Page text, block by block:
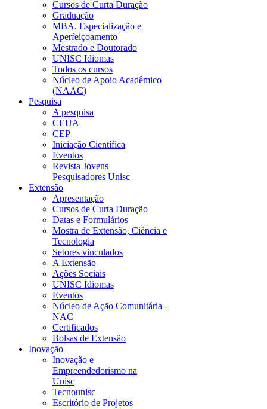
Cursos de Curta Duração
Graduação
MBA, Especialização e
Aperfeiçoamento
Mestrado e Doutorado
UNISC Idiomas
Todos os cursos
Núcleo de Apoio Acadêmico
(NAAC)
Pesquisa
A pesquisa
CEUA
CEP
Iniciação Científica
Eventos
Revista Jovens
Pesquisadores Unisc
Extensão
Apresentação
Cursos de Curta Duração
Datas e Formulários
Mostra de Extensão, Ciência e
Tecnologia
Setores vinculados
A Extensão
Ações Sociais
UNISC Idiomas
Eventos
Núcleo de Ação Comunitária -
NAC
Certificados
Bolsas de Extensão
Inovação
Inovação e
Empreendedorismo na
Unisc
Tecnounisc
Escritório de Projetos